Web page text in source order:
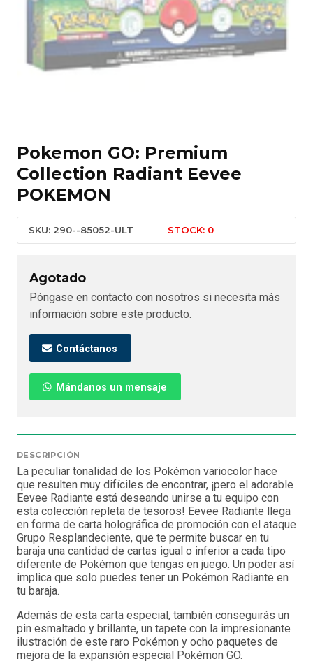
Pokemon GO: Premium
Collection Radiant Eevee
POKEMON
SKU: 290--85052-ULT STOCK: 0
Agotado
Póngase en contacto con nosotros si necesita más
información sobre este producto.
Contáctanos
Mándanos un mensaje
DESCRIPCIÓN
La peculiar tonalidad de los Pokémon variocolor hace
que resulten muy difíciles de encontrar, ¡pero el adorable
Eevee Radiante está deseando unirse a tu equipo con
esta colección repleta de tesoros! Eevee Radiante llega
en forma de carta holográfica de promoción con el ataque
Grupo Resplandeciente, que te permite buscar en tu
baraja una cantidad de cartas igual o inferior a cada tipo
diferente de Pokémon que tengas en juego. Un poder así
implica que solo puedes tener un Pokémon Radiante en
tu baraja.
Además de esta carta especial, también conseguirás un
pin esmaltado y brillante, un tapete con la impresionante
ilustración de este raro Pokémon y ocho paquetes de
mejora de la expansión especial Pokémon GO.